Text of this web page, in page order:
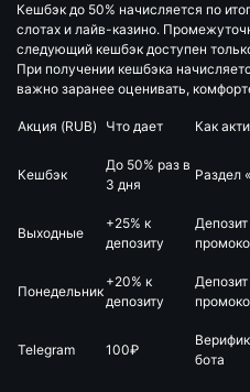
Кешбэк до 50% начисляется по
слотах и лайв-казино.
следующий кешбэк доступен
При получении кешбэка
важно заранее оценивать,
Акция (RUB) Что дает Как
Кешбэк
До 50% раз в
3 дня
Раздел
Выходные
+25% к
депозиту
Понедельник
+20% к
депозиту
Telegram 100₽
бота